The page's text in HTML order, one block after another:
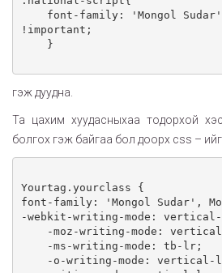
!important;
гэж дуудна.
Та цахим хуудасныхаа тодорхой
болгох гэж байгаа бол доорх css –
Yourtag.yourclass {
font-family: 'Mongol Sudar',
-webkit-writing-mode: